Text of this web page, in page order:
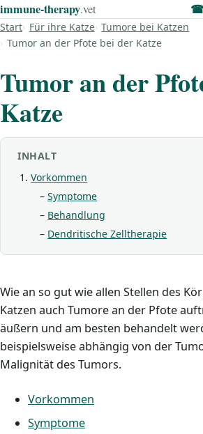
immune‑therapy.vet
Start Für ihre Katze Tumore bei Katzen
Tumor an der Pfote bei der Katze
Tumor an der
Katze
INHALT
Vorkommen
Symptome
Behandlung
Dendritische Zelltherapie
Wie an so gut wie allen Stellen des
Katzen auch Tumore an der Pfote
äußern und am besten behandelt
beispielsweise abhängig von der
Malignität des Tumors.
Vorkommen
Symptome